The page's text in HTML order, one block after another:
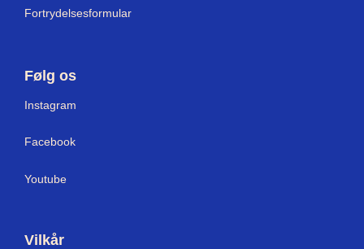
Fortrydelsesformular
Følg os
Instagram
Facebook
Youtube
Vilkår